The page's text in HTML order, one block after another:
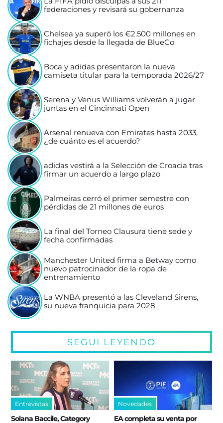
federaciones y revisará su gobernanza
Chelsea ya superó los €2.500 millones en
fichajes desde la llegada de BlueCo
Boca y adidas presentaron la nueva
camiseta titular para la temporada 2026/27
Serena y Venus Williams volverán a jugar
juntas en el Cincinnati Open
Arsenal renueva con Emirates hasta 2033,
¿de cuánto es el acuerdo?
adidas vestirá a la Selección de Croacia tras
firmar un acuerdo a largo plazo
Palmeiras cerró el primer semestre con
pérdidas de 21 millones de euros
La final del Torneo Clausura tiene sede y
fecha confirmadas
Manchester United firma a Betway como
nuevo patrocinador de la ropa de
entrenamiento
La WNBA presentó a las Cleveland Sirens,
su nueva franquicia para 2028
SEGUÍ LEYENDO
Entrevistas
Solana Baccile, Category
Novedades
EA completa su venta por